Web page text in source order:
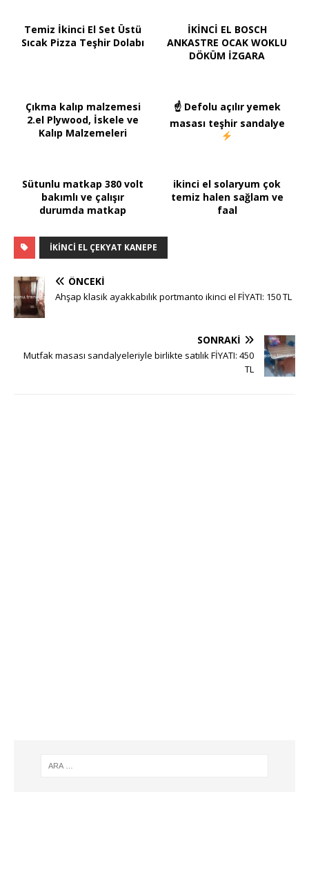
Temiz İkinci El Set Üstü
Sıcak Pizza Teşhir Dolabı
İKİNCİ EL BOSCH
ANKASTRE OCAK WOKLU
DÖKÜM İZGARA
Çıkma kalıp malzemesi
2.el Plywood, İskele ve
Kalıp Malzemeleri
☝ Defolu açılır yemek
masası teşhir sandalye
Sütunlu matkap 380 volt
bakımlı ve çalışır
durumda matkap
ikinci el solaryum çok
temiz halen sağlam ve
faal
IKINCI EL ÇEKYAT KANEPE
ÖNCEKI
Ahşap klasik ayakkabılık portmanto ikinci el FİYATI: 150 TL
SONRAKI
Mutfak masası sandalyeleriyle birlikte satılık FİYATI: 450
TL